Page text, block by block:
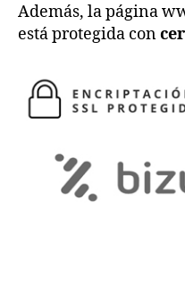
Además, la página
está protegida con